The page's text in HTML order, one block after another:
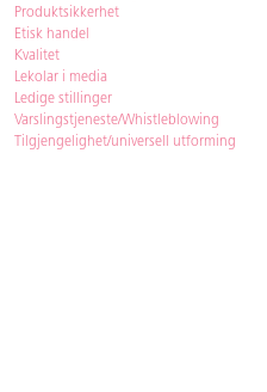
Produktsikkerhet
Etisk handel
Kvalitet
Lekolar i media
Ledige stillinger
Varslingstjeneste/Whistleblowing
Tilgjengelighet/universell utforming